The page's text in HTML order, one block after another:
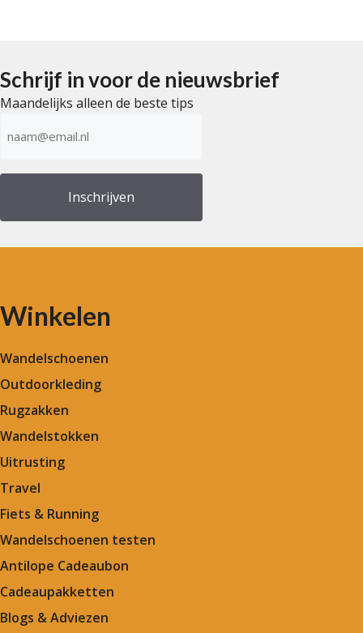
Schrijf in voor de nieuwsbrief
Maandelijks alleen de beste tips
mailadres
Winkelen
Wandelschoenen
Outdoorkleding
Rugzakken
Wandelstokken
Uitrusting
Travel
Fiets & Running
Wandelschoenen testen
Antilope Cadeaubon
Cadeaupakketten
Blogs & Adviezen